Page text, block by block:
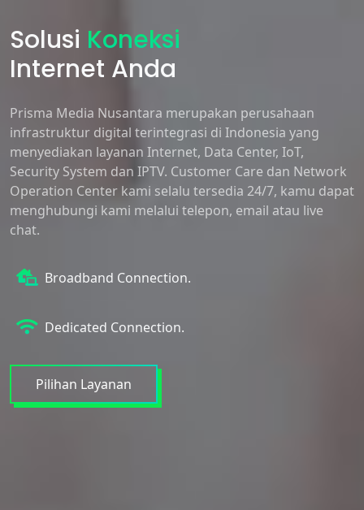
Solusi Koneksi
Internet Anda
Prisma Media Nusantara merupakan perusahaan
infrastruktur digital terintegrasi di Indonesia yang
menyediakan layanan Internet, Data Center, IoT,
Security System dan IPTV. Customer Care dan Network
Operation Center kami selalu tersedia 24/7, kamu dapat
menghubungi kami melalui telepon, email atau live
chat.
Broadband Connection.
Dedicated Connection.
Pilihan Layanan